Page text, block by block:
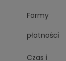
Formy
płatności
Czas i